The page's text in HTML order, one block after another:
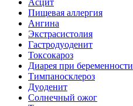
Асцит
Пищевая аллергия
Ангина
Экстрасистолия
Гастродуоденит
Токсокароз
Диарея при беременности
Тимпаносклероз
Дуоденит
Солнечный ожог